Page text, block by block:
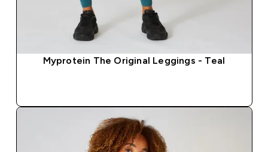
Myprotein The Original Leggings - Teal